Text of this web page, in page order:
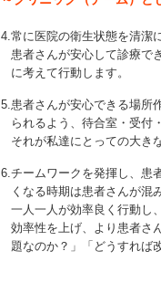
4.常に医院の衛生状態を清潔
患者さんが安心して診療で
に考えて行動します。
5.患者さんが安心できる場所
られるよう、待合室・受付
それが私達にとっての大き
6.チームワークを発揮し、患
くなる時期は患者さんが混
一人一人が効率良く行動し
効率性を上げ、より患者さ
題なのか？」「どうすれば